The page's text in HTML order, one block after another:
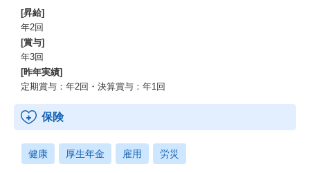
[昇給]
年2回
[賞与]
年3回
[昨年実績]
定期賞与：年2回・決算賞与：年1回
保険
健康 厚生年金 雇用 労災